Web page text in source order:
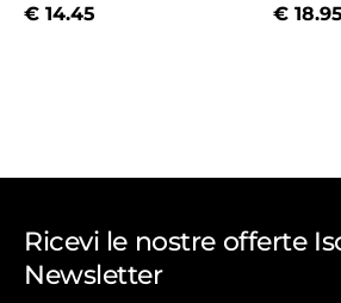
€14.45 € 18.95
Ricevi le nostre offerte
Newsletter